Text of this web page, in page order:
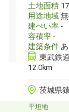
土地面積
用途地域無
建ぺい率-
容積率-
建築条件あ
東武鉄
12.0km
茨城県
平坦地